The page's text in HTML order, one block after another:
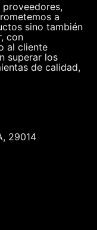
proveedores,
a
sino también
con
al cliente
superar los
de calidad,
29014